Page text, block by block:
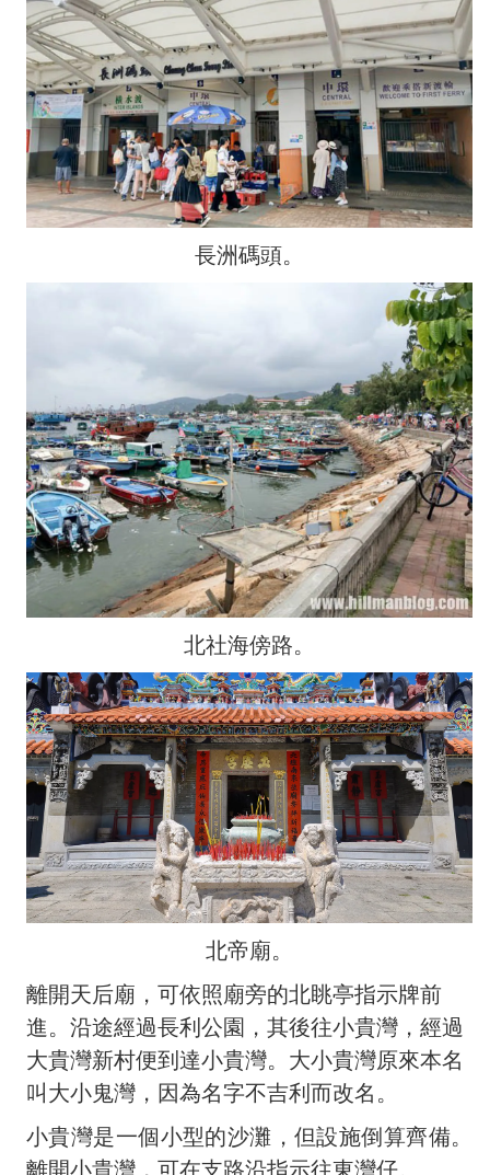
長洲碼頭。
北社海傍路。
北帝廟。
離開天后廟，可依照廟旁的北眺亭指示牌前
進。沿途經過長利公園，其後往小貴灣，經過
大貴灣新村便到達小貴灣。大小貴灣原來本名
叫大小鬼灣，因為名字不吉利而改名。
小貴灣是一個小型的沙灘，但設施倒算齊備。